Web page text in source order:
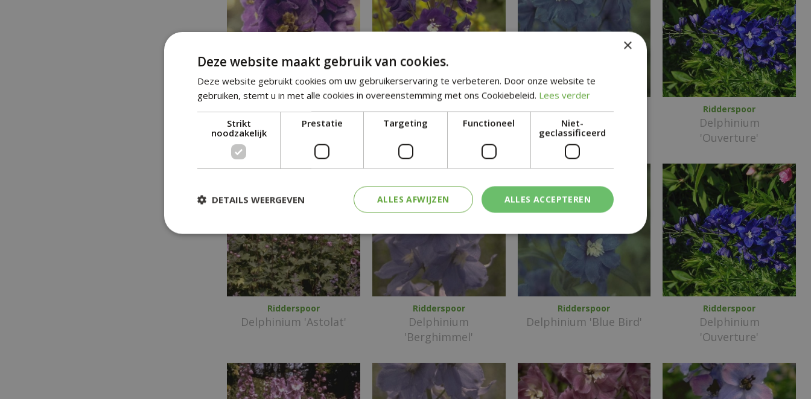
Ridderspoor
Delphinium 'Black
Ridderspoor
Delphinium 'Chelsea
Ridderspoor
Delphinium 'Blue Bird'
Ridderspoor
Delphinium
'Ouverture'
Ridderspoor
Delphinium 'Astolat'
Ridderspoor
Delphinium
'Berghimmel'
Ridderspoor
Delphinium 'Blue Bird'
Ridderspoor
Delphinium
'Ouverture'
×
Deze website maakt gebruik van cookies.
Deze website gebruikt cookies om uw gebruikerservaring te verbeteren. Door onze website te
gebruiken, stemt u in met alle cookies in overeenstemming met ons Cookiebeleid. Lees verder
Strikt
noodzakelijk
Prestatie Targeting Functioneel
Niet-
geclassificeerd
ALLES ACCEPTEREN
ALLES AFWIJZEN
DETAILS WEERGEVEN